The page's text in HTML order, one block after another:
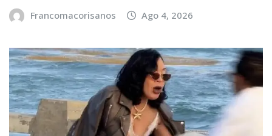
Francomacorisanos Ago 4, 2026